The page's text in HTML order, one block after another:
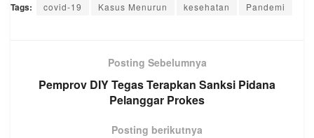
Tags: covid-19 Kasus Menurun kesehatan Pandemi
Posting Sebelumnya
Pemprov DIY Tegas Terapkan Sanksi Pidana
Pelanggar Prokes
Posting berikutnya